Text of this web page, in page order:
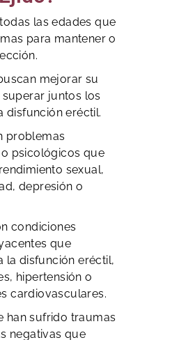
las edades que
para mantener o
mejorar su
juntos los
disfunción eréctil.
problemas
psicológicos que
sexual,
depresión o
condiciones
que
la disfunción eréctil,
hipertensión o
cardiovasculares.
han sufrido traumas
negativas que